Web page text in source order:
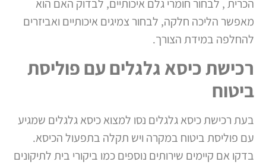
הכרית , לבחור חומרי גלם איכותיים, לבדוק האם הוא
מאפשר הליכה חלקה, לבחור צמיגים איכותיים ואביזרים
להחלפה במידת הצורך.
רכישת כיסא גלגלים עם פוליסת
ביטוח
בעת רכישת כיסא גלגלים נסו למצוא כיסא גלגלים שמגיע
עם פוליסת ביטוח במקרה ויש תקלה בתפעול הכיסא.
בדקו אם קיימים שירותים נוספים כמו ביקורי בית לתיקונים